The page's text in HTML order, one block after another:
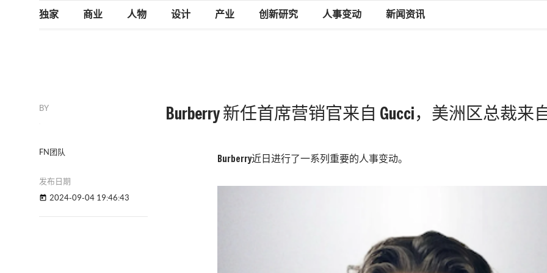
独家 商业 人物 设计 产业 创新研究 人事变动 新闻资讯
BY
FN团队
发布日期
today 2024-09-04 19:46:43
Burberry 新任首席营销官来自 Gucci，美洲区总裁来自
Burberry近日进行了一系列重要的人事变动。